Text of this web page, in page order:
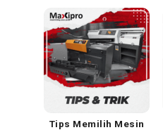
Tips Memilih Mesin